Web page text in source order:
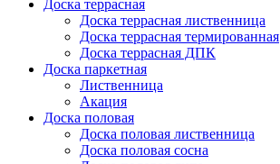
Доска террасная
Доска террасная лиственница
Доска террасная термированная
Доска террасная ДПК
Доска паркетная
Лиственница
Акация
Доска половая
Доска половая лиственница
Доска половая сосна